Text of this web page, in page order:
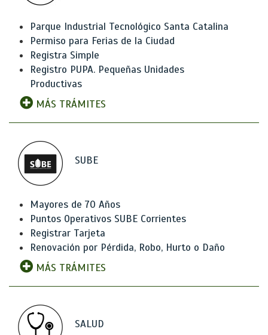
Parque Industrial Tecnológico Santa Catalina
Permiso para Ferias de la Ciudad
Registra Simple
Registro PUPA. Pequeñas Unidades
Productivas
MÁS TRÁMITES
SUBE
Mayores de 70 Años
Puntos Operativos SUBE Corrientes
Registrar Tarjeta
Renovación por Pérdida, Robo, Hurto o Daño
MÁS TRÁMITES
SALUD